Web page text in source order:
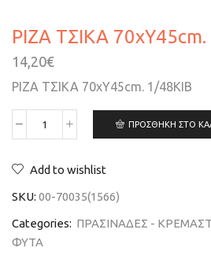
ΡΙΖΑ ΤΣΙΚΑ
14,20€
ΡΙΖΑ ΤΣΙΚΑ 70xY45cm. 1/48ΚΙΒ
ΠΡΟΣΘΉΚΗ ΣΤΟ
Add to wishlist
SKU: 00-70035(1566)
Categories: ΠΡΑΣΙΝΑΔΕΣ -
ΦΥΤΑ